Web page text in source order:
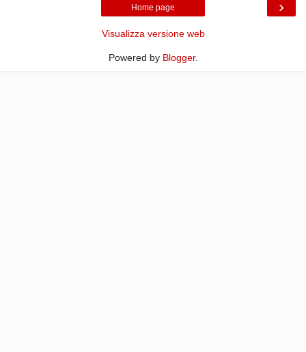
›
Home page
Visualizza versione web
Powered by Blogger.